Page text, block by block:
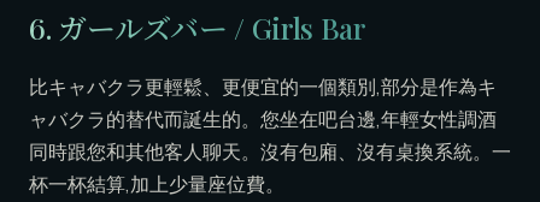
6. ガールズバー / Girls Bar
比キャバクラ更輕鬆、更便宜的一個類別,部分是作為キ
ャバクラ的替代而誕生的。您坐在吧台邊,年輕女性調酒
同時跟您和其他客人聊天。沒有包廂、沒有桌換系統。一
杯一杯結算,加上少量座位費。